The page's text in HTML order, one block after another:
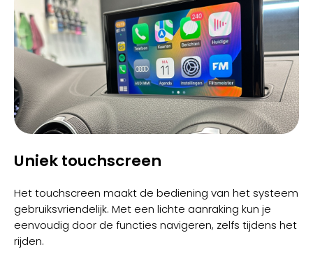
Uniek touchscreen
Het touchscreen maakt de bediening van het systeem
gebruiksvriendelijk. Met een lichte aanraking kun je
eenvoudig door de functies navigeren, zelfs tijdens het
rijden.